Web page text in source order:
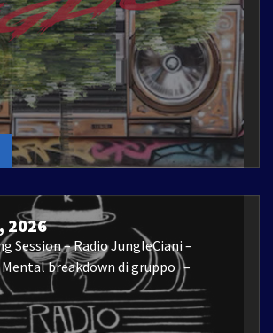
2026
Session – Radio JungleCiani –
Mental breakdown di gruppo –